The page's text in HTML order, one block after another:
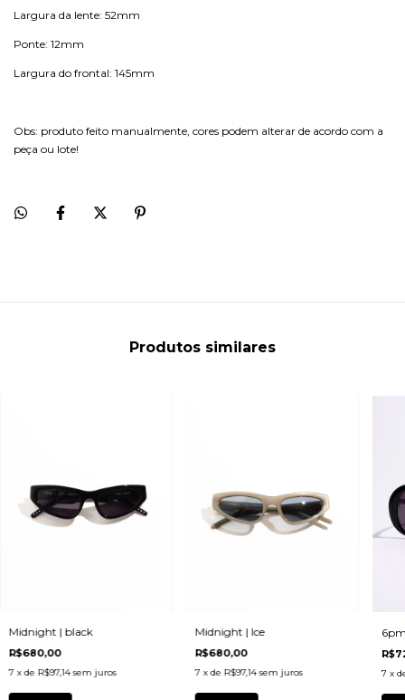
Largura da lente: 52mm
Ponte: 12mm
Largura do frontal: 145mm
Obs: produto feito manualmente, cores podem alterar de acordo com a
peça ou lote!
Produtos similares
Midnight | black
R$680,00
7 x de R$97,14 sem juros
Midnight | Ice
R$680,00
7 x de R$97,14 sem juros 7 x